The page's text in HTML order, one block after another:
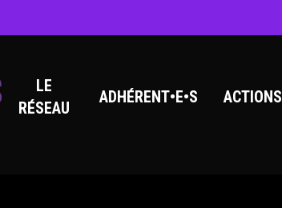
LE
RÉSEAU
ADHÉRENT•E•S ACTIONS